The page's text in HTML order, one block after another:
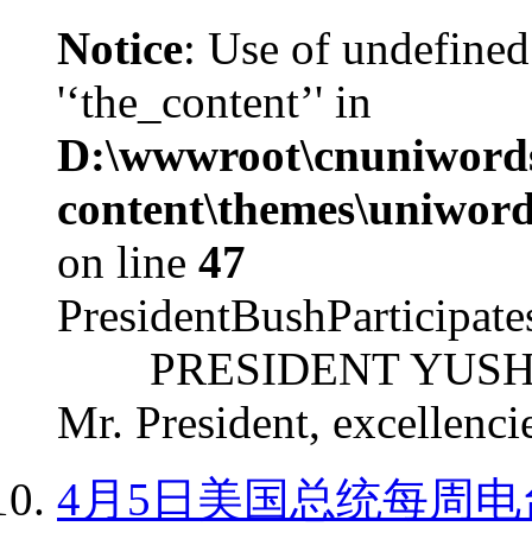
Notice: Use of
'‘the_content’' in
on line 47
PRESIDENT
Mr. President,
4月5日美国总统每周